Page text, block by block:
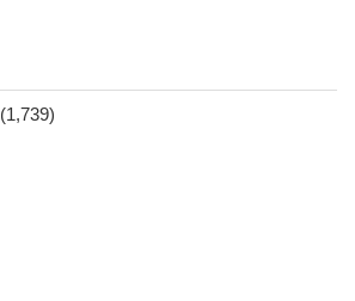
(1,739)